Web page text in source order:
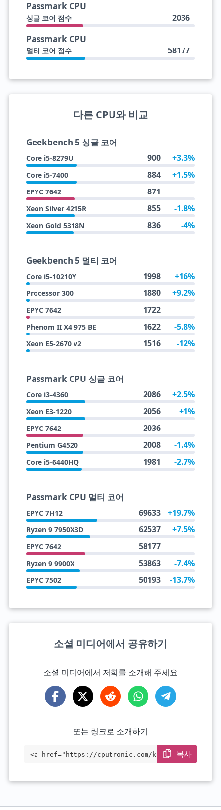
Passmark CPU
싱글 코어 점수 2036
Passmark CPU
멀티 코어 점수 58177
다른 CPU와 비교
Geekbench 5 싱글 코어
Core i5-8279U 900 +3.3%
Core i5-7400 884 +1.5%
EPYC 7642 871
Xeon Silver 4215R 855 -1.8%
Xeon Gold 5318N 836 -4%
Geekbench 5 멀티 코어
Core i5-10210Y 1998 +16%
Processor 300 1880 +9.2%
EPYC 7642 1722
Phenom II X4 975 BE 1622 -5.8%
Xeon E5-2670 v2 1516 -12%
Passmark CPU 싱글 코어
Core i3-4360 2086 +2.5%
Xeon E3-1220 2056 +1%
EPYC 7642 2036
Pentium G4520 2008 -1.4%
Core i5-6440HQ 1981 -2.7%
Passmark CPU 멀티 코어
EPYC 7H12 69633 +19.7%
Ryzen 9 7950X3D 62537 +7.5%
EPYC 7642 58177
Ryzen 9 9900X 53863 -7.4%
EPYC 7502 50193 -13.7%
소셜 미디어에서 공유하기
소셜 미디어에서 저희를 소개해 주세요
또는 링크로 소개하기
<a href="https://cputronic.com/ko/cpu/am
복사